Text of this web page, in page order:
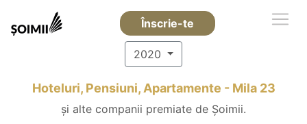
Înscrie-te
2020
Hoteluri, Pensiuni, Apartamente - Mila 23
și alte companii premiate de Șoimii.